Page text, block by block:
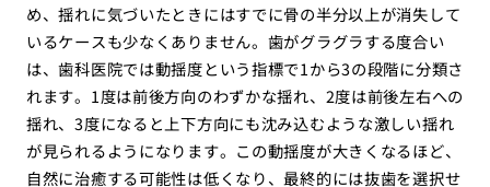
め、揺れに気づいたときにはすでに骨の半分以上が消失して
いるケースも少なくありません。歯がグラグラする度合い
は、歯科医院では動揺度という指標で1から3の段階に分類さ
れます。1度は前後方向のわずかな揺れ、2度は前後左右への
揺れ、3度になると上下方向にも沈み込むような激しい揺れ
が見られるようになります。この動揺度が大きくなるほど、
自然に治癒する可能性は低くなり、最終的には抜歯を選択せ